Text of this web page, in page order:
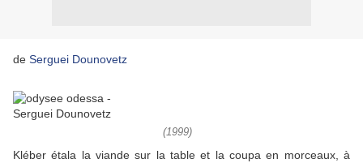
de Serguei Dounovetz
(1999)
Kléber étala la viande sur la table et la coupa en morceaux, à